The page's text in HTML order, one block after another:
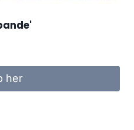
her